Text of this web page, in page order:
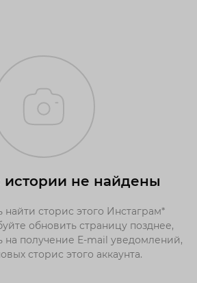
не найдены
найти сторис этого Инстаграм*
обновить страницу позднее,
получение E-mail уведомлений,
сторис этого аккаунта.